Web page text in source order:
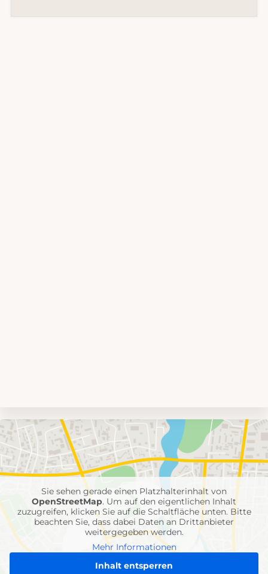
Umgebungskarte
mit
Feuerwehr-
Einheiten
Sie sehen gerade einen Platzhalterinhalt von
OpenStreetMap. Um auf den eigentlichen Inhalt
zuzugreifen, klicken Sie auf die Schaltfläche unten. Bitte
beachten Sie, dass dabei Daten an Drittanbieter
weitergegeben werden.
Mehr Informationen
Inhalt entsperren